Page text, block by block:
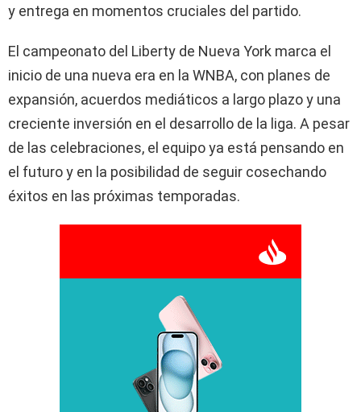
y entrega en momentos cruciales del partido.
El campeonato del Liberty de Nueva York marca el
inicio de una nueva era en la WNBA, con planes de
expansión, acuerdos mediáticos a largo plazo y una
creciente inversión en el desarrollo de la liga. A pesar
de las celebraciones, el equipo ya está pensando en
el futuro y en la posibilidad de seguir cosechando
éxitos en las próximas temporadas.